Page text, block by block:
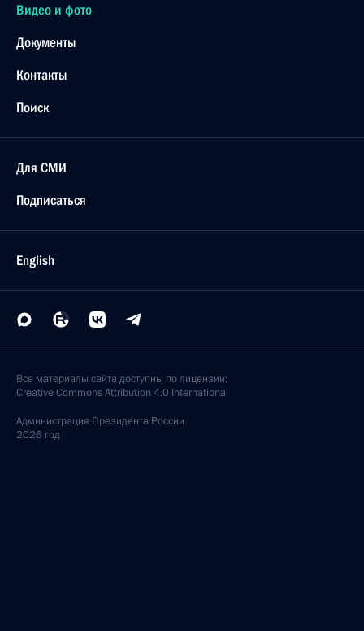
Видео и фото
Документы
Контакты
Поиск
Для СМИ
Подписаться
English
Все материалы сайта доступны по лицензии:
Creative Commons Attribution 4.0 International
Администрация Президента России
2026 год